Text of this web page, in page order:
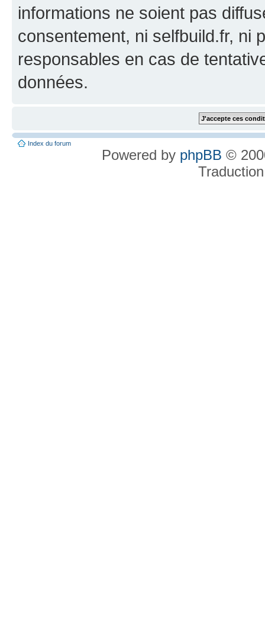
informations ne soient pas
consentement, ni selfbuild.fr, ni
responsables en cas de
données.
Index du forum
Powered by phpBB ©